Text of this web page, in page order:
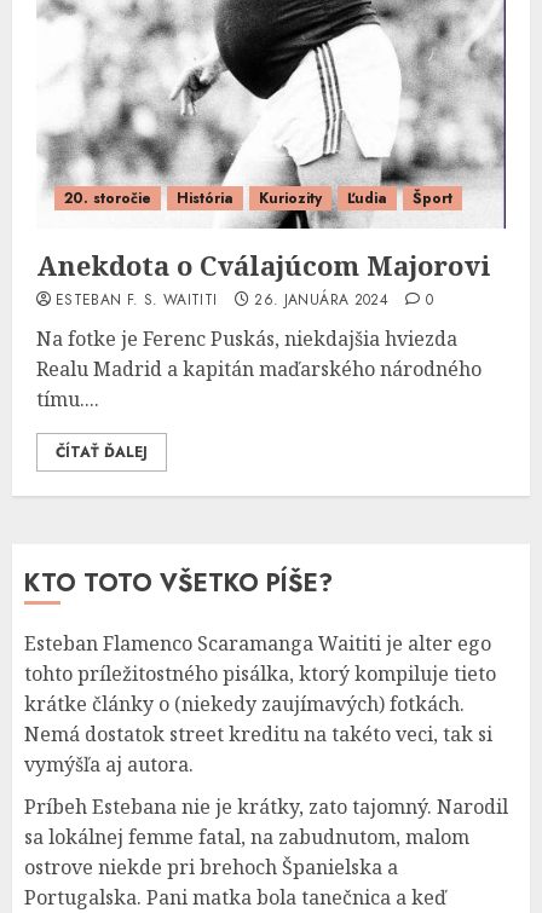
20. storočie História Kuriozity Ľudia Šport
Anekdota o Cválajúcom Majorovi
ESTEBAN F. S. WAITITI 26. JANUÁRA 2024 0
Na fotke je Ferenc Puskás, niekdajšia hviezda
Realu Madrid a kapitán maďarského národného
tímu....
ČÍTAŤ ĎALEJ
KTO TOTO VŠETKO PÍŠE?
Esteban Flamenco Scaramanga Waititi je alter ego
tohto príležitostného pisálka, ktorý kompiluje tieto
krátke články o (niekedy zaujímavých) fotkách.
Nemá dostatok street kreditu na takéto veci, tak si
vymýšľa aj autora.
Príbeh Estebana nie je krátky, zato tajomný. Narodil
sa lokálnej femme fatal, na zabudnutom, malom
ostrove niekde pri brehoch Španielska a
Portugalska. Pani matka bola tanečnica a keď